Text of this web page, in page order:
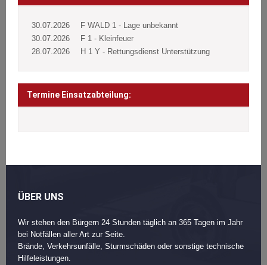
30.07.2026
F WALD 1 - Lage unbekannt
30.07.2026
F 1 - Kleinfeuer
28.07.2026
H 1 Y - Rettungsdienst Unterstützung
Termine Einsatzabteilung:
ÜBER UNS
Wir stehen den Bürgern 24 Stunden täglich an 365 Tagen im Jahr
bei Notfällen aller Art zur Seite.
Brände, Verkehrsunfälle, Sturmschäden oder sonstige technische
Hilfeleistungen.